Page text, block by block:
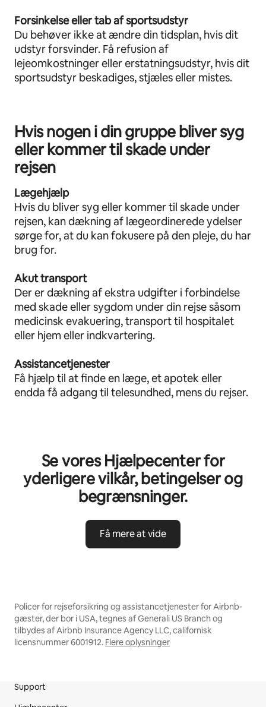
Forsinkelse eller tab af sportsudstyr
Du behøver ikke at ændre din tidsplan, hvis dit
udstyr forsvinder. Få refusion af
lejeomkostninger eller erstatningsudstyr, hvis dit
sportsudstyr beskadiges, stjæles eller mistes.
Hvis nogen i din gruppe bliver syg
eller kommer til skade under
rejsen
Lægehjælp
Hvis du bliver syg eller kommer til skade under
rejsen, kan dækning af lægeordinerede ydelser
sørge for, at du kan fokusere på den pleje, du har
brug for.
Akut transport
Der er dækning af ekstra udgifter i forbindelse
med skade eller sygdom under din rejse såsom
medicinsk evakuering, transport til hospitalet
eller hjem eller indkvartering.
Assistancetjenester
Få hjælp til at finde en læge, et apotek eller
endda få adgang til telesundhed, mens du rejser.
Se vores Hjælpecenter for
yderligere vilkår, betingelser og
begrænsninger.
Få mere at vide
Policer for rejseforsikring og assistancetjenester for Airbnb-
gæster, der bor i USA, tegnes af Generali US Branch og
tilbydes af Airbnb Insurance Agency LLC, californisk
licensnummer 6001912. Flere oplysninger
Websitets sidefod
Support